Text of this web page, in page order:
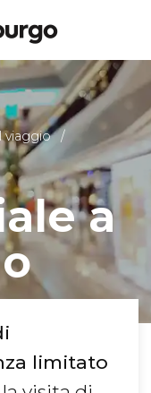
viaggio
a
limitato